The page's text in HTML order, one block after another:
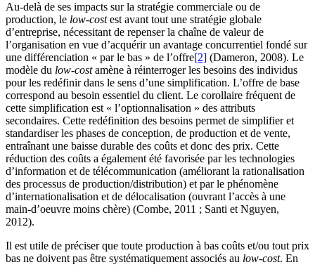
Au-delà de ses impacts sur la stratégie commerciale ou de
production, le low-costest avant tout une stratégie globale
d’entreprise, nécessitant de repenser la chaîne de valeur de
l’organisation en vue d’acquérir un avantage concurrentiel fondé sur
une différenciation « par le bas » de l’offre[2] (Dameron, 2008). Le
modèle du low-costamène à réinterroger les besoins des individus
pour les redéfinir dans le sens d’une simplification. L’offre de base
correspond au besoin essentiel du client. Le corollaire fréquent de
cette simplification est « l’optionnalisation » des attributs
secondaires. Cette redéfinition des besoins permet de simplifier et
standardiser les phases de conception, de production et de vente,
entraînant une baisse durable des coûts et donc des prix. Cette
réduction des coûts a également été favorisée par les technologies
d’information et de télécommunication (améliorant la rationalisation
des processus de production/distribution) et par le phénomène
d’internationalisation et de délocalisation (ouvrant l’accès à une
main-d’oeuvre moins chère) (Combe, 2011 ; Santi et Nguyen,
2012).
Il est utile de préciser que toute production à bas coûts et/ou tout prix
bas ne doivent pas être systématiquement associés au low-cost. En